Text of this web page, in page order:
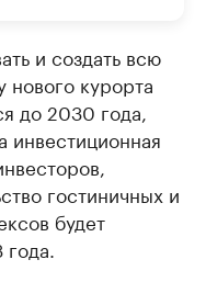
и создать всю
курорта
до 2030 года,
инвестиционная
гостиничных и
будет